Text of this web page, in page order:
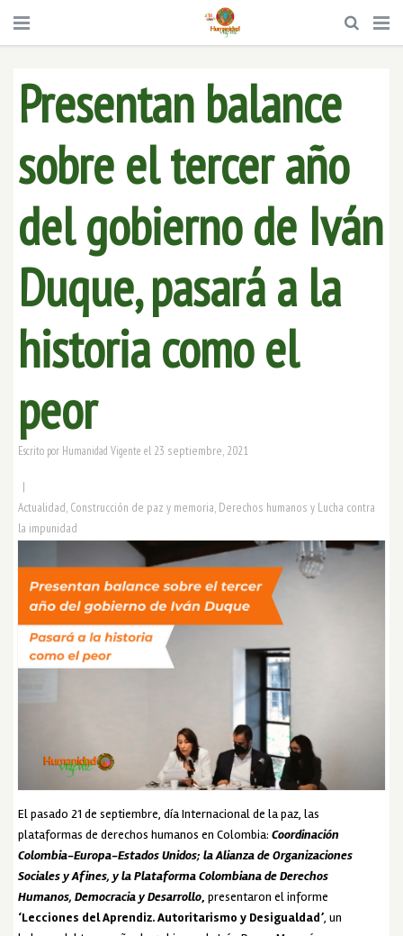
Presentan balance
sobre el tercer año
del gobierno de Iván
Duque, pasará a la
historia como el
peor
Escrito por Humanidad Vigente el 23 septiembre, 2021
|
Actualidad, Construcción de paz y memoria, Derechos humanos y Lucha contra
la impunidad
El pasado 21 de septiembre, día Internacional de la paz, las
plataformas de derechos humanos en Colombia:Coordinación
Colombia-Europa-Estados Unidos; la Alianza de Organizaciones
Sociales y Afines, y la Plataforma Colombiana de Derechos
Humanos, Democracia y Desarrollo, presentaron el informe
‘Lecciones del Aprendiz. Autoritarismo y Desigualdad’, un